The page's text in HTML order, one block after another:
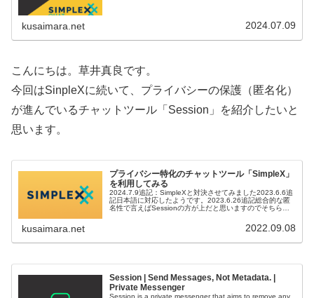
kusaimara.net 2024.07.09
こんにちは。草井真良です。
今回はSinpleXに続いて、プライバシーの保護（匿名化）
が進んでいるチャットツール「Session」を紹介したいと
思います。
プライバシー特化のチャットツール「SimpleX」
を利用してみる
2024.7.9追記：SimpleXと対決させてみました2023.6.6追
記日本語に対応したようです。2023.6.26追記総合的な匿
名性で言えばSessionの方が上だと思いますのでそちらも
kusaimara.net 2022.09.08
Session | Send Messages, Not Metadata. |
Private Messenger